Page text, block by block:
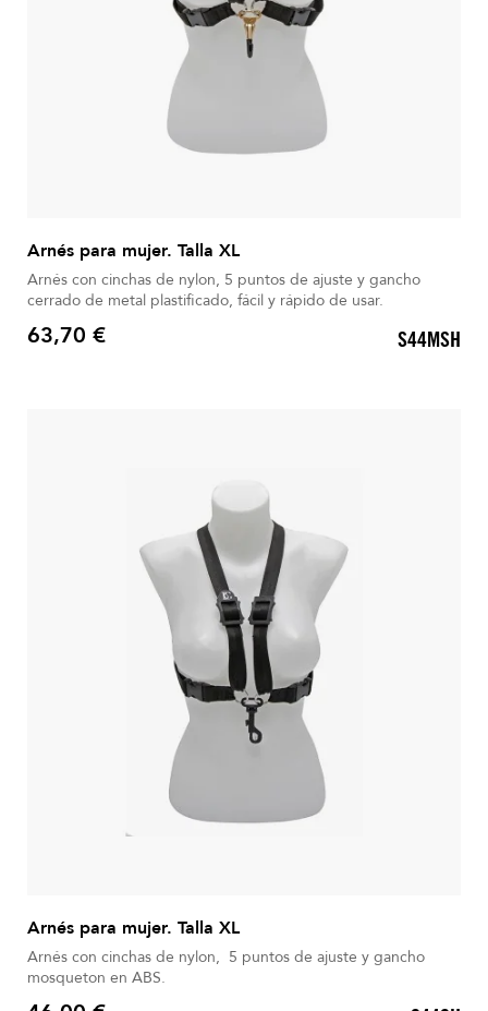
Arnés para mujer. Talla XL
Arnés con cinchas de nylon, 5 puntos de ajuste y gancho
cerrado de metal plastificado, fácil y rápido de usar.
Precio
63,70 € S44MSH
Arnés para mujer. Talla XL
Arnés con cinchas de nylon, 5 puntos de ajuste y gancho
mosqueton en ABS.